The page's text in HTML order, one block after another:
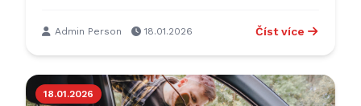
Admin Person 18.01.2026 Číst více
18.01.2026